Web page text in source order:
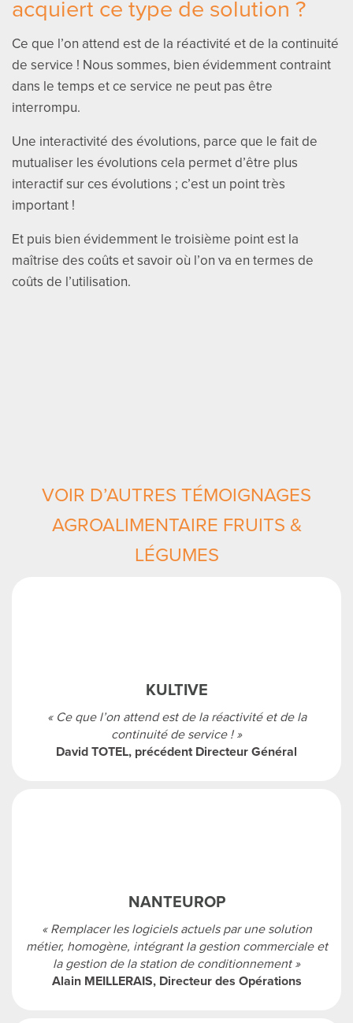
acquiert ce type de solution ?
Ce que l’on attend est de la réactivité et de la continuité
de service ! Nous sommes, bien évidemment contraint
dans le temps et ce service ne peut pas être
interrompu.
Une interactivité des évolutions, parce que le fait de
mutualiser les évolutions cela permet d’être plus
interactif sur ces évolutions ; c’est un point très
important !
Et puis bien évidemment le troisième point est la
maîtrise des coûts et savoir où l’on va en termes de
coûts de l’utilisation.
VOIR D’AUTRES TÉMOIGNAGES
AGROALIMENTAIRE FRUITS &
LÉGUMES
KULTIVE
« Ce que l’on attend est de la réactivité et de la
continuité de service ! »
David TOTEL, précédent Directeur Général
NANTEUROP
« Remplacer les logiciels actuels par une solution
métier, homogène, intégrant la gestion commerciale et
la gestion de la station de conditionnement »
Alain MEILLERAIS, Directeur des Opérations